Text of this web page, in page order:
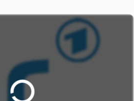
neue Lebensräume für
Lebenszyklus der Pflanzen und
HR ausgestrahlt am Donnerstag